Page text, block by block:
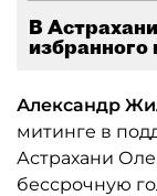
В
Александр
митинге в
Астрахани
бессрочную